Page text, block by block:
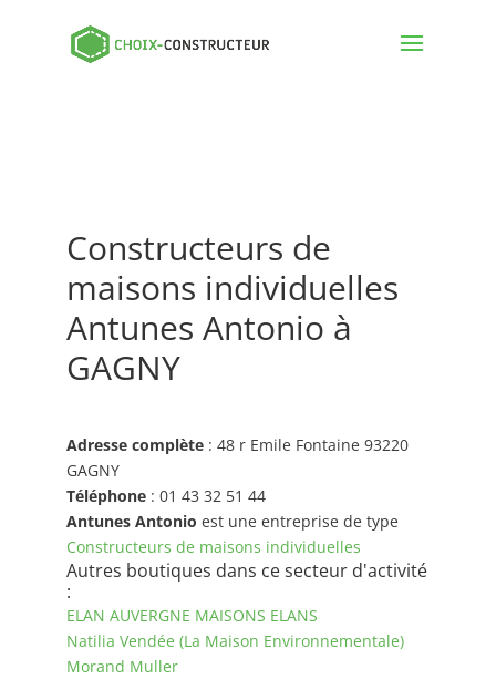
Constructeurs de
maisons individuelles
Antunes Antonio à
GAGNY
Adresse complète: 48 r Emile Fontaine 93220
GAGNY
Téléphone: 01 43 32 51 44
Antunes Antonio est une entreprise de type
Constructeurs de maisons individuelles
Autres boutiques dans ce secteur d'activité
:
ELAN AUVERGNE MAISONS ELANS
Natilia Vendée (La Maison Environnementale)
Morand Muller